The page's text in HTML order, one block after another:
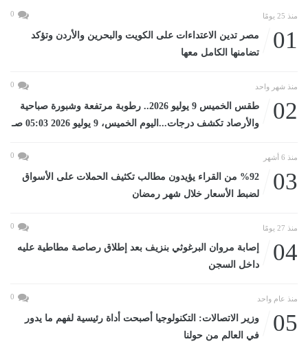
منذ 25 يومًا 0
01
مصر تدين الاعتداءات على الكويت والبحرين والأردن وتؤكد
تضامنها الكامل معها
منذ شهر واحد 0
02
طقس الخميس 9 يوليو 2026.. رطوبة مرتفعة وشبورة صباحية
والأرصاد تكشف درجات...اليوم الخميس، 9 يوليو 2026 05:03 صـ
منذ 6 أشهر 0
03
%92 من القراء يؤيدون مطالب تكثيف الحملات على الأسواق
لضبط الأسعار خلال شهر رمضان
منذ 27 يومًا 0
04
إصابة مروان البرغوثي بنزيف بعد إطلاق رصاصة مطاطية عليه
داخل السجن
منذ عام واحد 0
05
وزير الاتصالات: التكنولوجيا أصبحت أداة رئيسية لفهم ما يدور
في العالم من حولنا